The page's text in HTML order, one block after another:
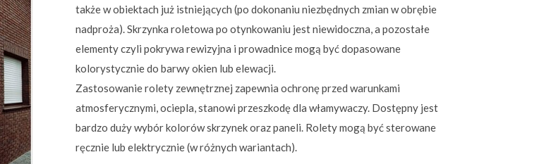
także w obiektach już istniejących (po dokonaniu niezbędnych zmian w obrębie
nadproża). Skrzynka roletowa po otynkowaniu jest niewidoczna, a pozostałe
elementy czyli pokrywa rewizyjna i prowadnice mogą być dopasowane
kolorystycznie do barwy okien lub elewacji.
Zastosowanie rolety zewnętrznej zapewnia ochronę przed warunkami
atmosferycznymi, ociepla, stanowi przeszkodę dla włamywaczy. Dostępny jest
bardzo duży wybór kolorów skrzynek oraz paneli. Rolety mogą być sterowane
ręcznie lub elektrycznie (w różnych wariantach).